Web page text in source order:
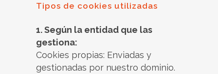
Tipos de cookies utilizadas
1. Según la entidad que las
gestiona:
Cookies propias: Enviadas y
gestionadas por nuestro dominio.